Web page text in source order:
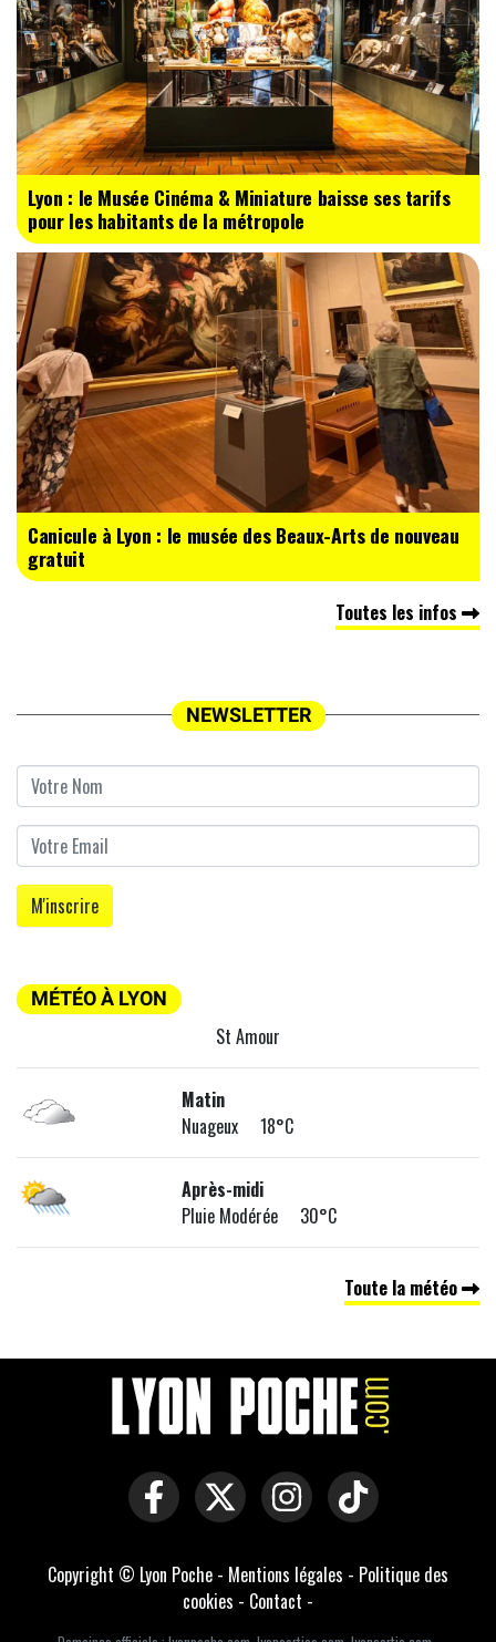
Lyon : le Musée Cinéma & Miniature baisse ses tarifs
pour les habitants de la métropole
Canicule à Lyon : le musée des Beaux-Arts de nouveau
gratuit
Toutes les infos
NEWSLETTER
MÉTÉO À LYON
St Amour
Matin
Nuageux 18°C
Après-midi
Pluie Modérée 30°C
Toute la météo
Copyright © Lyon Poche - Mentions légales - Politique des
cookies - Contact -